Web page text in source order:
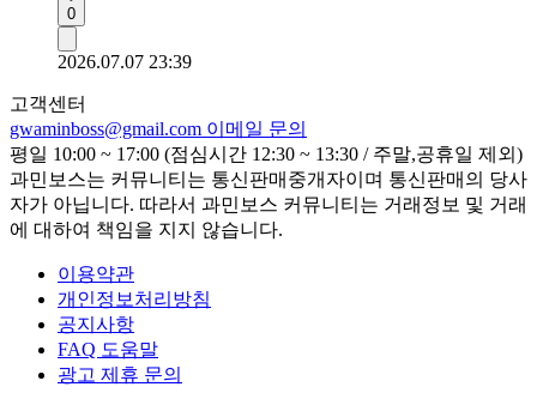
0
2026.07.07 23:39
고객센터
gwaminboss@gmail.com 이메일 문의
평일 10:00 ~ 17:00 (점심시간 12:30 ~ 13:30 / 주말,공휴일 제외)
과민보스는 커뮤니티는 통신판매중개자이며 통신판매의 당사
자가 아닙니다. 따라서 과민보스 커뮤니티는 거래정보 및 거래
에 대하여 책임을 지지 않습니다.
이용약관
개인정보처리방침
공지사항
FAQ 도움말
광고 제휴 문의